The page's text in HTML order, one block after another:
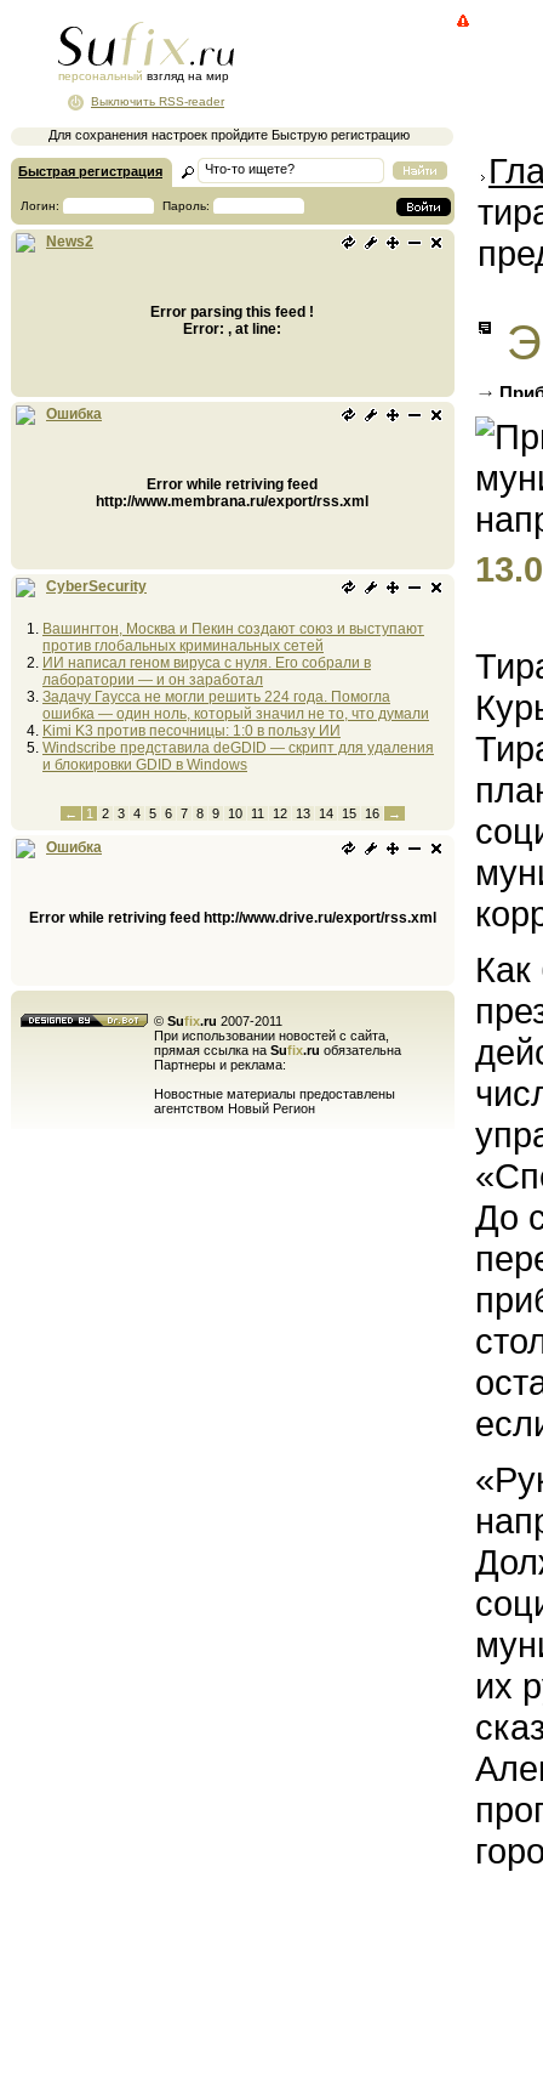
персональный взгляд на мир
Для сохранения настроек пройдите Быструю регистрацию
Выключить RSS-reader
Быстрая регистрация
Логин: Пароль:
News2
Error parsing this feed !
Error: , at line:
Ошибка
Error while retriving feed
http://www.membrana.ru/export/rss.xml
CyberSecurity
Вашингтон, Москва и Пекин создают союз и выступают
против глобальных криминальных сетей
ИИ написал геном вируса с нуля. Его собрали в
лаборатории — и он заработал
Задачу Гаусса не могли решить 224 года. Помогла
ошибка — один ноль, который значил не то, что думали
Kimi K3 против песочницы: 1:0 в пользу ИИ
Windscribe представила deGDID — скрипт для удаления
и блокировки GDID в Windows
← 1 2 3 4 5 6 7 8 9 10 11 12 13 14 15 16 →
Ошибка
Error while retriving feed http://www.drive.ru/export/rss.xml
© Sufix.ru 2007-2011
При использовании новостей с сайта,
прямая ссылка на Sufix.ru обязательна
Партнеры и реклама:
Новостные материалы предоставлены
агентством Новый Регион
Как
До
их